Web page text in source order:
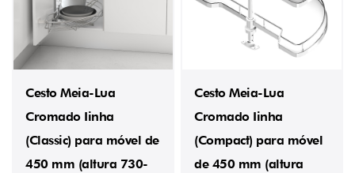
Cesto Meia-Lua
Cromado Iinha
(Classic) para móvel de
450 mm (altura 730-
Cesto Meia-Lua
Cromado Iinha
(Compact) para móvel
de 450 mm (altura